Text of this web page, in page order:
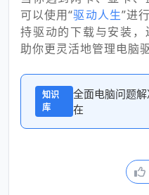
可以使用“驱动人生”进
持驱动的下载与安装
助你更灵活地管理电脑驱
知识
库
全面电脑问题
在